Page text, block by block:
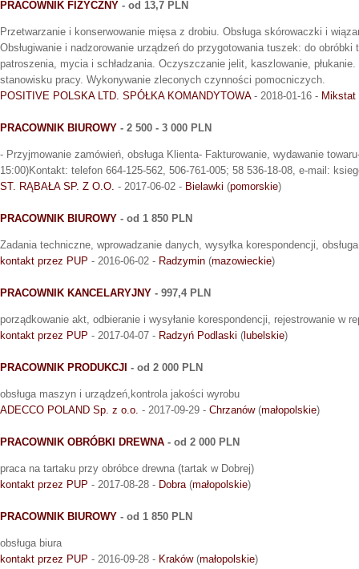
PRACOWNIK FIZYCZNY - od 13,7 PLN
Przetwarzanie i konserwowanie mięsa z drobiu. Obsługa skórowaczki i
Obsługiwanie i nadzorowanie urządzeń do przygotowania tuszek: do obróbki
patroszenia, mycia i schładzania. Oczyszczanie jelit, kaszlowanie,
stanowisku pracy. Wykonywanie zleconych czynności pomocniczych.
POSITIVE POLSKA LTD. SPÓŁKA KOMANDYTOWA- 2018-01-16 - Mikstat
PRACOWNIK BIUROWY - 2 500 - 3 000 PLN
- Przyjmowanie zamówień, obsługa Klienta- Fakturowanie, wydawanie
15:00)Kontakt: telefon 664-125-562, 506-761-005; 58 536-18-08, e-mail:
ST. RĄBAŁA SP. Z O.O. - 2017-06-02 - Bielawki (pomorskie)
PRACOWNIK BIUROWY - od 1 850 PLN
Zadania techniczne, wprowadzanie danych, wysyłka korespondencji,
kontakt przez PUP - 2016-06-02 - Radzymin (mazowieckie)
PRACOWNIK KANCELARYJNY - 997,4 PLN
porządkowanie akt, odbieranie i wysyłanie korespondencji, rejestrowanie w
kontakt przez PUP - 2017-04-07 - Radzyń Podlaski ( lubelskie)
PRACOWNIK PRODUKCJI - od 2 000 PLN
obsługa maszyn i urządzeń,kontrola jakości wyrobu
ADECCO POLAND Sp. z o.o. - 2017-09-29 - Chrzanów(małopolskie)
PRACOWNIK OBRÓBKI DREWNA - od 2 000 PLN
praca na tartaku przy obróbce drewna (tartak w Dobrej)
kontakt przez PUP - 2017-08-28 - Dobra(małopolskie)
PRACOWNIK BIUROWY - od 1 850 PLN
obsługa biura
kontakt przez PUP - 2016-09-28 - Kraków(małopolskie)